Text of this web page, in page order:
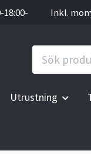
Inkl.
Utrustning